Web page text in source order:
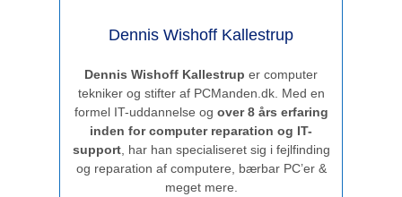
Dennis Wishoff Kallestrup
Dennis Wishoff Kallestrup er computer
tekniker og stifter af PCManden.dk. Med en
formel IT-uddannelse og over 8 års erfaring
inden for computer reparation og IT-
support, har han specialiseret sig i fejlfinding
og reparation af computere, bærbar PC’er &
meget mere.